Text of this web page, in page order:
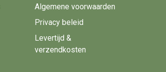
Algemene voorwaarden
Privacy beleid
Levertijd &
verzendkosten